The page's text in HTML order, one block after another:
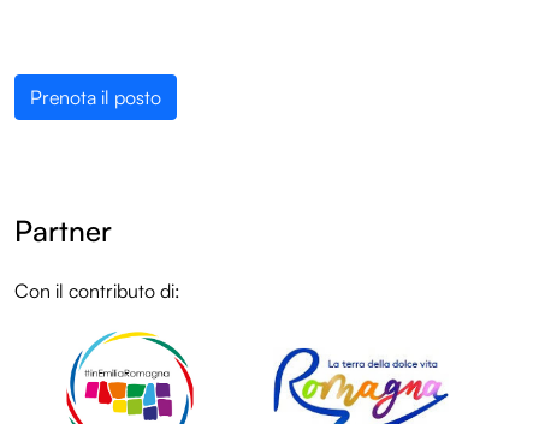
Prenota il posto
Partner
Con il contributo di: